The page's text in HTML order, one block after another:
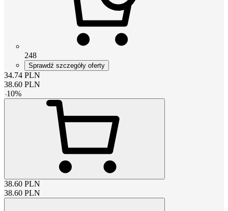
248
Sprawdź szczegóły oferty
34.74 PLN
38.60 PLN
-10%
38.60 PLN
38.60 PLN